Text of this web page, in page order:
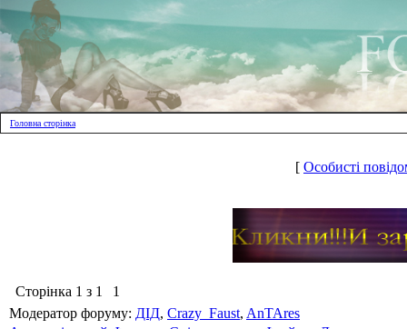
Головна сторінка
[ Особисті
Сторінка 1 з 1
1
Модератор форуму: ДІД, Crazy_Faust, AnTAres